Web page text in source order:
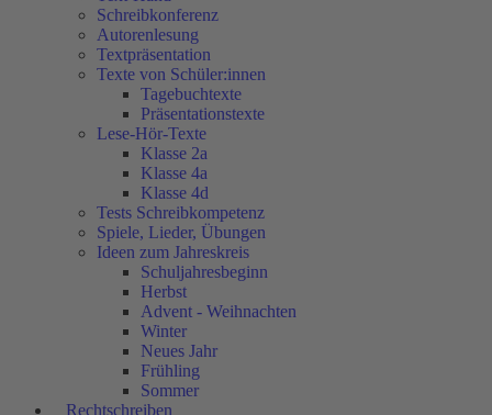
Schreibkonferenz
Autorenlesung
Textpräsentation
Texte von Schüler:innen
Tagebuchtexte
Präsentationstexte
Lese-Hör-Texte
Klasse 2a
Klasse 4a
Klasse 4d
Tests Schreibkompetenz
Spiele, Lieder, Übungen
Ideen zum Jahreskreis
Schuljahresbeginn
Herbst
Advent - Weihnachten
Winter
Neues Jahr
Frühling
Sommer
Rechtschreiben